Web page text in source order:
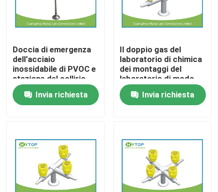
Mobilia del laboratorio dell'università
Mobilia del laboratorio dell'ospedale
Mobilia del laboratorio del metallo
cappa di laboratorio
Doccia di emergenza
dell'acciaio
inossidabile di PVOC e
stazione del collirio
per industria chimica
Invia richiesta
Il doppio gas del
laboratorio di chimica
dei montaggi del
laboratorio di modo
spilla il materiale
dell'ottone della
valvola
Invia richiesta